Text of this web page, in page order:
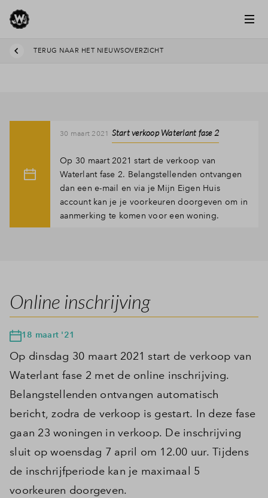
TERUG NAAR HET NIEUWSOVERZICHT
30 maart 2021 Start verkoop Waterlant fase 2
Op 30 maart 2021 start de verkoop van
Waterlant fase 2. Belangstellenden ontvangen
dan een e-mail en via je Mijn Eigen Huis
account kan je je voorkeuren doorgeven om in
aanmerking te komen voor een woning.
Online inschrijving
18 maart '21
Op dinsdag 30 maart 2021 start de verkoop van
Waterlant fase 2 met de online inschrijving.
Belangstellenden ontvangen automatisch
bericht, zodra de verkoop is gestart. In deze fase
gaan 23 woningen in verkoop. De inschrijving
sluit op woensdag 7 april om 12.00 uur. Tijdens
de inschrijfperiode kan je maximaal 5
voorkeuren doorgeven.